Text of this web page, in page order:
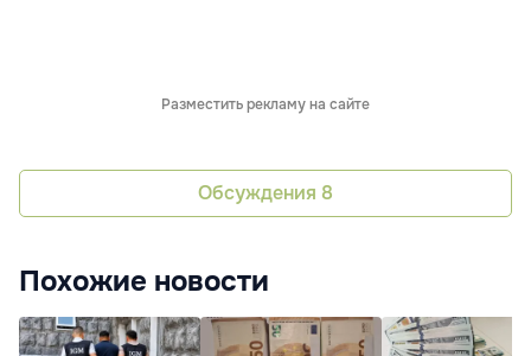
Разместить рекламу на сайте
Обсуждения 8
Похожие новости